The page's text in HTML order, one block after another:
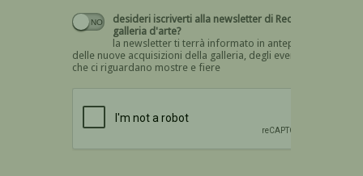
desideri iscriverti alla newsletter di Recta
galleria d'arte?
la newsletter ti terrà informato in anteprima
delle nuove acquisizioni della galleria, degli eventi
che ci riguardano mostre e fiere